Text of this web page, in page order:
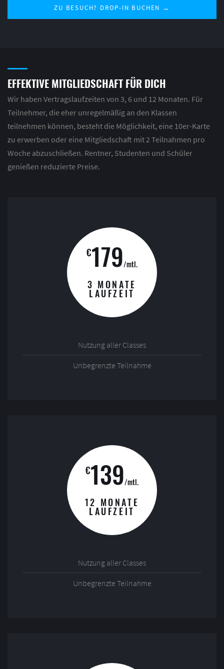
ZU BESUCH? DROP-IN BUCHEN →
EFFEKTIVE MITGLIEDSCHAFT FÜR DICH
Wir haben Vertragslaufzeiten von 3, 6 und 12 Monaten. Für
Teilnehmer, die eher unregelmäßig an den Klassen
teilnehmen können, besteht die Möglichkeit, eine 10er-Karte
zu erwerben oder eine Mitgliedschaft mit 2 Teilnahmen pro
Woche abzuschließen. Rentner, Studenten und Schüler
genießen reduzierte Preise.
€179/mtl.
3 MONATE
LAUFZEIT
Nutzung aller Classes
Unbegrenzte Teilnahme
€139/mtl.
12 MONATE
LAUFZEIT
Nutzung aller Classes
Unbegrenzte Teilnahme